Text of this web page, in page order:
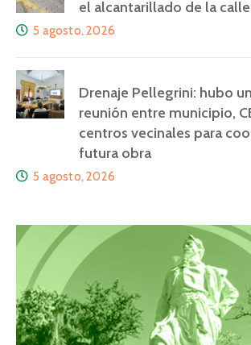
el alcantarillado de la
5 agosto, 2026
Drenaje Pellegrini: hubo
reunión entre municipio,
centros vecinales para
futura obra
5 agosto, 2026